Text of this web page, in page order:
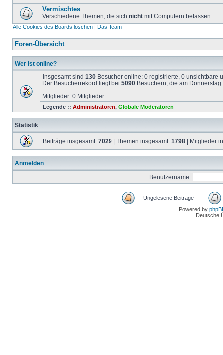
Vermischtes
Verschiedene Themen, die sich nicht mit Computern befassen.
Alle Cookies des Boards löschen | Das Team
Foren-Übersicht
Wer ist online?
Insgesamt sind 130 Besucher online: 0 registrierte, 0 unsichtbare
Der Besucherrekord liegt bei 5090 Besuchern, die am
Mitglieder: 0 Mitglieder
Legende :: Administratoren, Globale Moderatoren
Statistik
Beiträge insgesamt: 7029 | Themen insgesamt: 1798 | Mitglieder
Anmelden
Benutzername:
Ungelesene Beiträge
Powered by
Deutsche